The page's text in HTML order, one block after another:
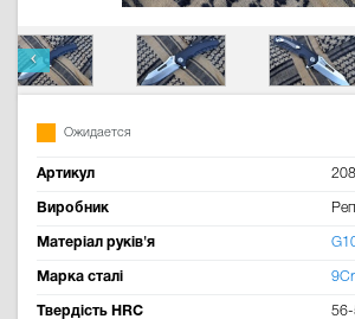
Ожидается
Артикул 208
Виробник
Матеріал руків'я
Марка сталі
Твердість HRC